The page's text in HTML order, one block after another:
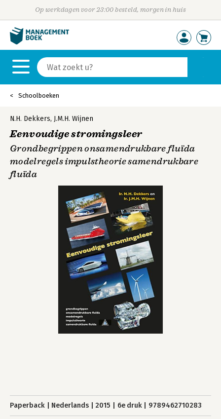
Op werkdagen voor 23:00 besteld, morgen in huis
Schoolboeken
N.H. Dekkers, J.M.H. Wijnen
Eenvoudige stromingsleer
Grondbegrippen onsamendrukbare fluïda
modelregels impulstheorie samendrukbare
fluïda
Paperback Nederlands 2015 6e druk 9789462710283